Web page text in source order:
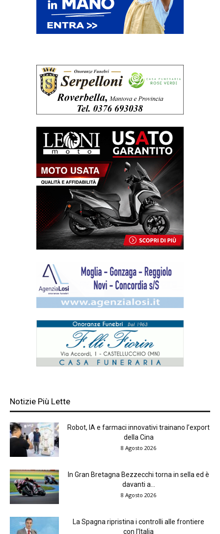
Notizie Più Lette
Robot, IA e farmaci innovativi trainano l’export
della Cina
8 Agosto 2026
In Gran Bretagna Bezzecchi torna in sella ed è
davanti a...
8 Agosto 2026
La Spagna ripristina i controlli alle frontiere
con l’Italia